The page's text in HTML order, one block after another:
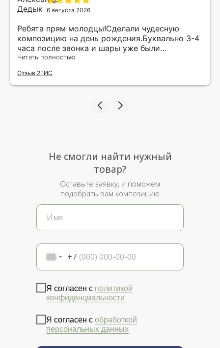
6 августа 2026
Ребята прям молодцы!Сделали чудесную
композицию на день рождения.Буквально 3-4
часа после звонка и шары уже были
доставлены мне по адресу.Качество
рада.
Читать полностью
Отзыв 2ГИС
+7
Я согласен с политикой
конфиденциальности
Я согласен с обработкой
персональных данных
Не смогли найти нужный
товар?
Оставьте заявку, и поможем
подобрать вам композицию